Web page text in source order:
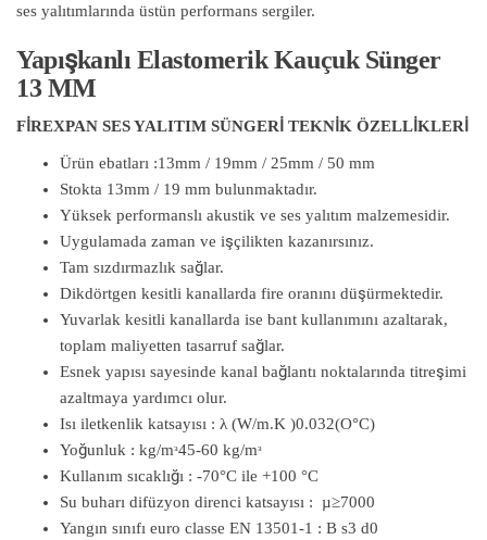
ses yalıtımlarında üstün performans sergiler.
Yapışkanlı Elastomerik Kauçuk Sünger
13 MM
FİREXPAN SES YALITIM SÜNGERİ TEKNİK ÖZELLİKLERİ
Ürün ebatları :13mm / 19mm / 25mm / 50 mm
Stokta 13mm / 19 mm bulunmaktadır.
Yüksek performanslı akustik ve ses yalıtım malzemesidir.
Uygulamada zaman ve işçilikten kazanırsınız.
Tam sızdırmazlık sağlar.
Dikdörtgen kesitli kanallarda fire oranını düşürmektedir.
Yuvarlak kesitli kanallarda ise bant kullanımını azaltarak,
toplam maliyetten tasarruf sağlar.
Esnek yapısı sayesinde kanal bağlantı noktalarında titreşimi
azaltmaya yardımcı olur.
Isı iletkenlik katsayısı : λ (W/m.K )0.032(O°C)
Yoğunluk : kg/mᶟ45-60 kg/mᶟ
Kullanım sıcaklığı : -70°C ile +100 °C
Su buharı difüzyon direnci katsayısı : µ≥7000
Yangın sınıfı euro classe EN 13501-1 : B s3 d0